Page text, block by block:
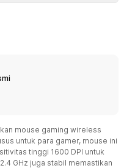
mouse gaming wireless
untuk para gamer, mouse ini
tinggi 1600 DPI untuk
GHz juga stabil memastikan